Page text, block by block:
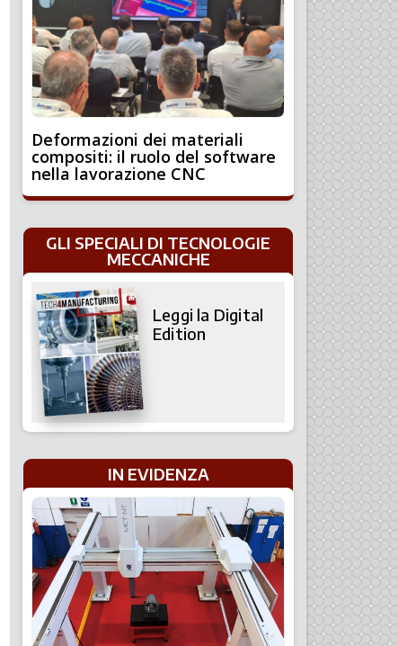
Deformazioni dei materiali
compositi: il ruolo del software
nella lavorazione CNC
GLI SPECIALI DI TECNOLOGIE
MECCANICHE
Leggi la Digital
Edition
IN EVIDENZA